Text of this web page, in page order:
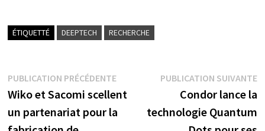
ÉTIQUETTÉ DEEPTECH RECHERCHE
Navigation
de
l’article
PUBLICATION PRÉCÉDENTEPublication
précédente :
Wiko et Sacomi scellent
un partenariat pour la
PUBLICATION SUIVANTE
Condor lance la
technologie Quantum